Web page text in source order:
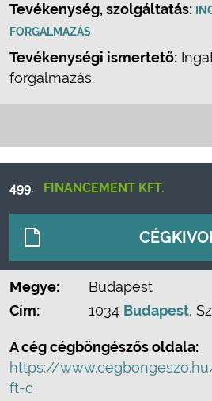
Tevékenység, szolgáltatás:
FORGALMAZÁS
Tevékenységi ismertető:
forgalmazás.
499. FINANCEMENT KFT.
Megye:
Budapest
Cím:
1034 Budapest,
A cég cégböngészős oldala:
https://
ft-c